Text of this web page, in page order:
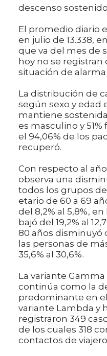
descenso
El promedio diario
en julio de 13.338,
que va del mes de
hoy no se
situación de
La distribución de
según sexo y edad
mantiene
es masculino y
el 94,06% de los
recuperó.
Con respecto al
observa una
todos los grupos
etario de 60 a 69
del 8,2% al 5,8%,
bajó del 19,2% al
80 años disminuyó
las personas de
35,6% al 30,6%.
La variante Gamma
continúa como la
predominante en
variante Lambda y
registraron 349
de los cuales 318
contactos de